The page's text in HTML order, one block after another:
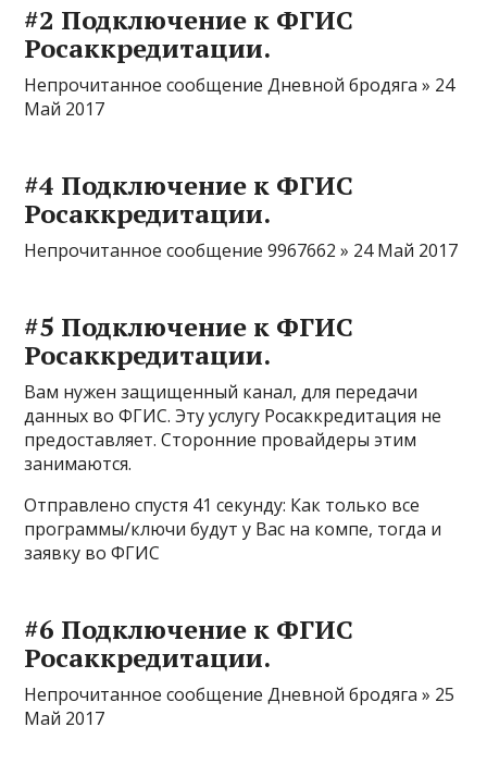
#2 Подключение к ФГИС
Росаккредитации.
Непрочитанное сообщение Дневной бродяга » 24
Май 2017
#4 Подключение к ФГИС
Росаккредитации.
Непрочитанное сообщение 9967662 » 24 Май 2017
#5 Подключение к ФГИС
Росаккредитации.
Вам нужен защищенный канал, для передачи
данных во ФГИС. Эту услугу Росаккредитация не
предоставляет. Сторонние провайдеры этим
занимаются.
Отправлено спустя 41 секунду: Как только все
программы/ключи будут у Вас на компе, тогда и
заявку во ФГИС
#6 Подключение к ФГИС
Росаккредитации.
Непрочитанное сообщение Дневной бродяга » 25
Май 2017